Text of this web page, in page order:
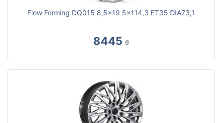
Flow Forming DQ015 8,5x19 5x114,3 ET35 DIA73,1
8445 ₴